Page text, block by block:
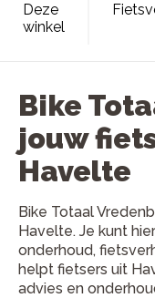
Deze
winkel
Bike
jouw
Havelte
Bike Totaal
Havelte. Je kunt
onderhoud,
helpt fietsers uit
advies en